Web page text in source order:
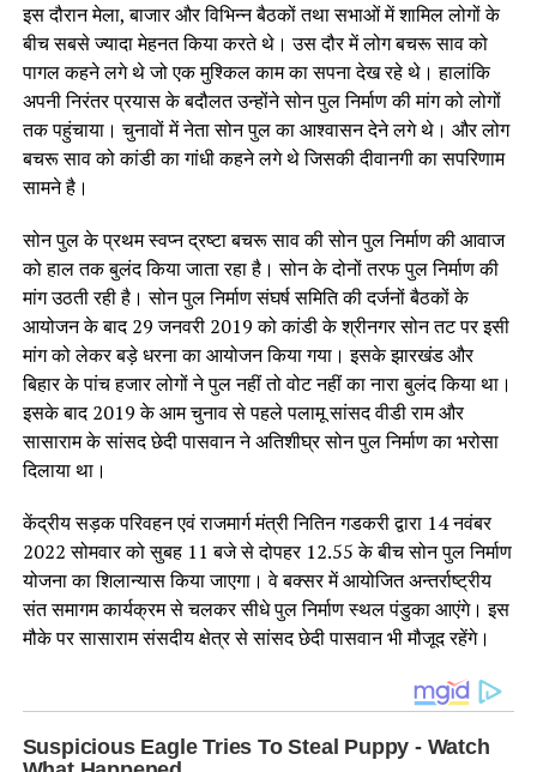
इस दौरान मेला, बाजार और विभिन्न बैठकों तथा सभाओं में शामिल लोगों के
बीच सबसे ज्यादा मेहनत किया करते थे। उस दौर में लोग बचरू साव को
पागल कहने लगे थे जो एक मुश्किल काम का सपना देख रहे थे। हालांकि
अपनी निरंतर प्रयास के बदौलत उन्होंने सोन पुल निर्माण की मांग को लोगों
तक पहुंचाया। चुनावों में नेता सोन पुल का आश्वासन देने लगे थे। और लोग
बचरू साव को कांडी का गांधी कहने लगे थे जिसकी दीवानगी का सपरिणाम
सामने है।
सोन पुल के प्रथम स्वप्न द्रष्टा बचरू साव की सोन पुल निर्माण की आवाज
को हाल तक बुलंद किया जाता रहा है। सोन के दोनों तरफ पुल निर्माण की
मांग उठती रही है। सोन पुल निर्माण संघर्ष समिति की दर्जनों बैठकों के
आयोजन के बाद 29 जनवरी 2019 को कांडी के श्रीनगर सोन तट पर इसी
मांग को लेकर बड़े धरना का आयोजन किया गया। इसके झारखंड और
बिहार के पांच हजार लोगों ने पुल नहीं तो वोट नहीं का नारा बुलंद किया था।
इसके बाद 2019 के आम चुनाव से पहले पलामू सांसद वीडी राम और
सासाराम के सांसद छेदी पासवान ने अतिशीघ्र सोन पुल निर्माण का भरोसा
दिलाया था।
केंद्रीय सड़क परिवहन एवं राजमार्ग मंत्री नितिन गडकरी द्वारा 14 नवंबर
2022 सोमवार को सुबह 11 बजे से दोपहर 12.55 के बीच सोन पुल निर्माण
योजना का शिलान्यास किया जाएगा। वे बक्सर में आयोजित अन्तर्राष्ट्रीय
संत समागम कार्यक्रम से चलकर सीधे पुल निर्माण स्थल पंडुका आएंगे। इस
मौके पर सासाराम संसदीय क्षेत्र से सांसद छेदी पासवान भी मौजूद रहेंगे।